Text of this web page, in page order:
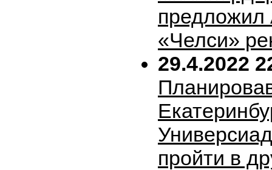
предложил
«Челси»
29.4.2022
пройти в